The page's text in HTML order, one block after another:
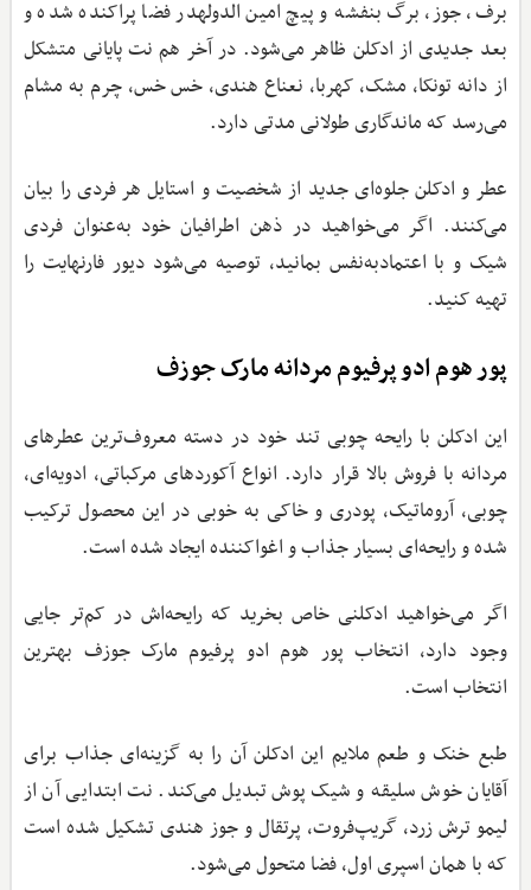
برف، جوز، برگ بنفشه و پیچ امین الدولهدر فضا پراکنده شده و
بعد جدیدی از ادکلن ظاهر می‌شود‌. در آخر هم نت پایانی متشکل
از دانه تونکا، مشک، کهربا، نعناع هندی، خس خس، چرم به مشام
می‌رسد که ماندگاری طولانی مدتی دارد.
عطر و ادکلن جلوه‌ای جدید از شخصیت و استایل هر فردی را بیان
می‌کنند. اگر می‌خواهید در ذهن اطرافیان خود به‌عنوان فردی
شیک و با اعتمادبه‌نفس بمانید، توصیه می‌شود دیور فارنهایت را
تهیه کنید.
پور هوم ادو پرفیوم مردانه مارک جوزف
این ادکلن با رایحه چوبی تند خود در دسته معروف‌ترین عطرهای
مردانه با فروش بالا قرار دارد. انواع آکوردهای مرکباتی، ادویه‌ای،
چوبی، آروماتیک، پودری و خاکی به خوبی در این محصول ترکیب
شده و رایحه‌ای بسیار جذاب و اغواکننده ایجاد شده است.
اگر می‌خواهید ادکلنی خاص بخرید که رایحه‌اش در کم‌تر جایی
وجود دارد، انتخاب پور هوم ادو پرفیوم مارک جوزف بهترین
انتخاب است.
طبع خنک و طعم ملایم این ادکلن آن را به گزینه‌ای جذاب برای
آقایان خوش سلیقه و شیک پوش تبدیل می‌کند. نت ابتدایی آن از
لیمو ترش زرد، گریپ‌فروت، پرتقال و جوز هندی تشکیل شده است
که با همان اسپری اول، فضا متحول می‌شود.